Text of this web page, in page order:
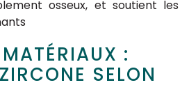
osseux, et soutient les
:
SELON